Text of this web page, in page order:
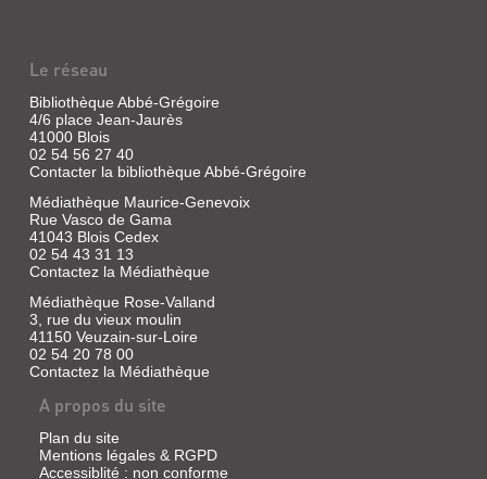
Le réseau
Bibliothèque Abbé-Grégoire
4/6 place Jean-Jaurès
41000 Blois
02 54 56 27 40
Contacter la bibliothèque Abbé-Grégoire
Médiathèque Maurice-Genevoix
Rue Vasco de Gama
41043 Blois Cedex
02 54 43 31 13
Contactez la Médiathèque
Médiathèque Rose-Valland
3, rue du vieux moulin
41150 Veuzain-sur-Loire
02 54 20 78 00
Contactez la Médiathèque
A propos du site
Plan du site
Mentions légales & RGPD
Accessiblité : non conforme